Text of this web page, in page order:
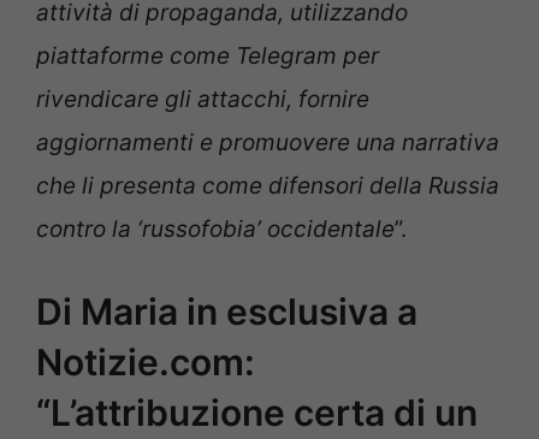
attività di propaganda, utilizzando
piattaforme come Telegram per
rivendicare gli attacchi, fornire
aggiornamenti e promuovere una narrativa
che li presenta come difensori della Russia
contro la ‘russofobia’ occidentale”.
Di Maria in esclusiva a
Notizie.com:
“L’attribuzione certa di un